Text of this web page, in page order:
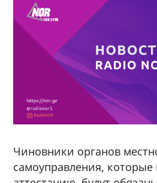
Чиновники органов
самоуправления,